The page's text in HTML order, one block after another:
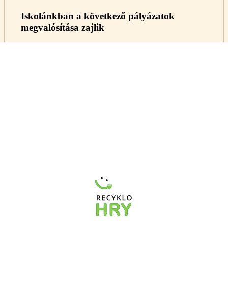
Iskolánkban a következő pályázatok
megvalósítása zajlik